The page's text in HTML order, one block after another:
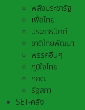
พลังประชารัฐ
เพื่อไทย
ประชาธิปัตต์
ชาติไทยพัฒนา
พรรคอื่นๆ
ภูมิใจไทย
กกต.
รัฐสภา
SET-คลัง